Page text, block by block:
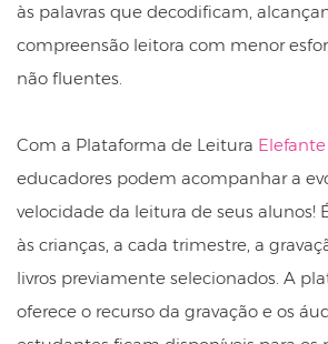
às palavras que decodificam,
compreensão leitora com menor
não fluentes.
Com a Plataforma de Leitura
educadores podem acompanhar a
velocidade da leitura de seus alunos!
às crianças, a cada trimestre, a
livros previamente selecionados. A
oferece o recurso da gravação e os